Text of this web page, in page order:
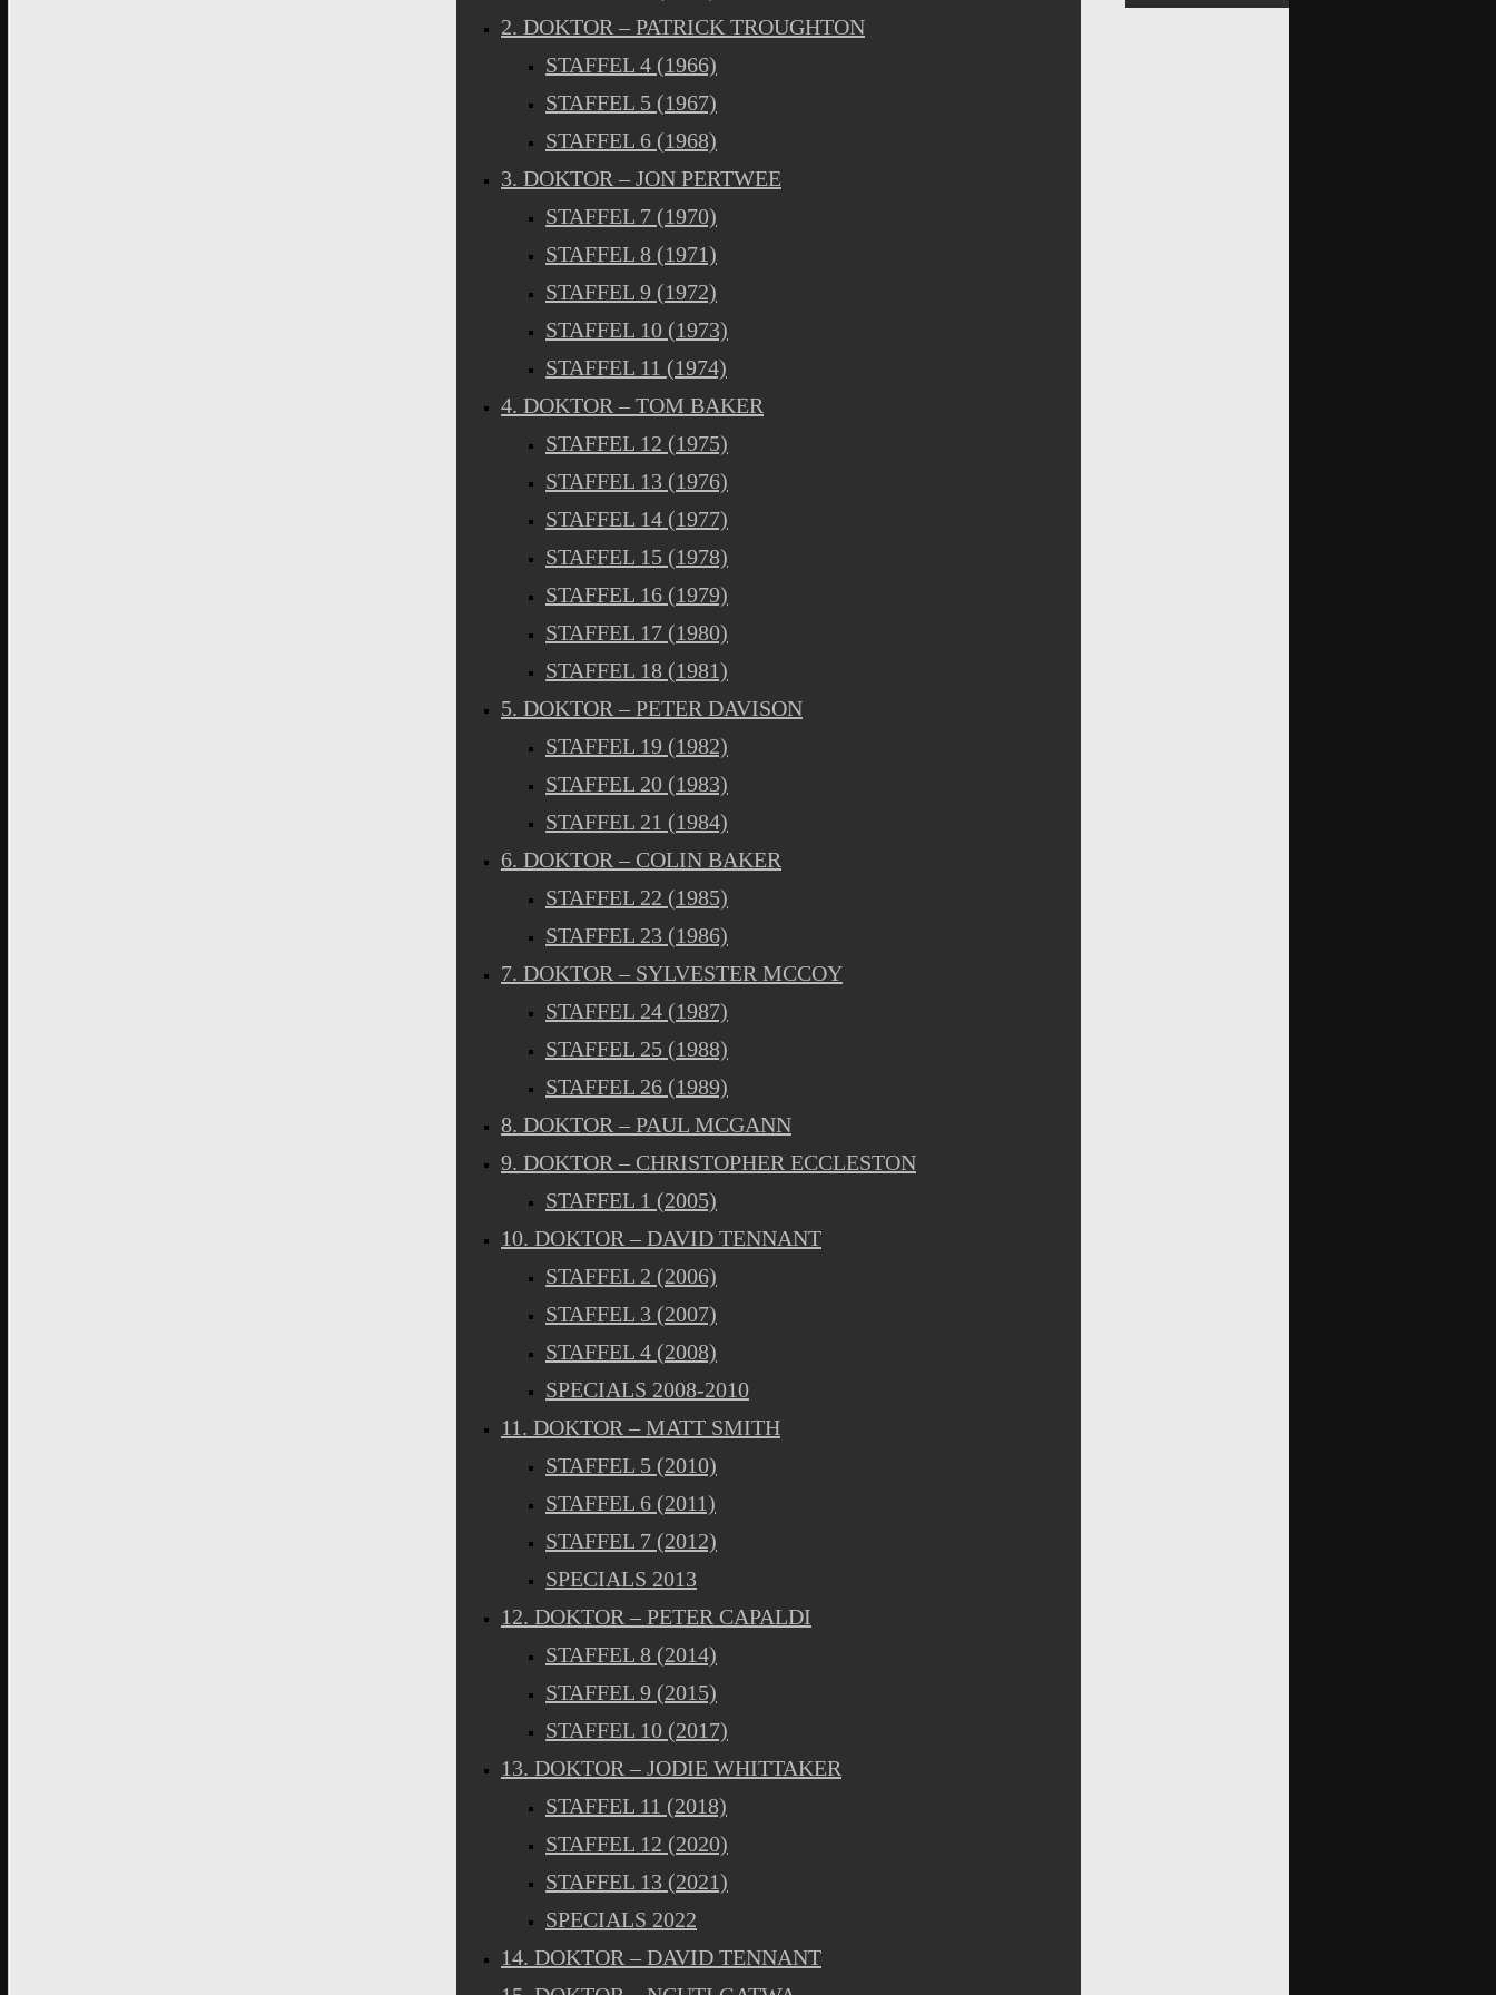
2. DOKTOR – PATRICK TROUGHTON
STAFFEL 4 (1966)
STAFFEL 5 (1967)
STAFFEL 6 (1968)
3. DOKTOR – JON PERTWEE
STAFFEL 7 (1970)
STAFFEL 8 (1971)
STAFFEL 9 (1972)
STAFFEL 10 (1973)
STAFFEL 11 (1974)
4. DOKTOR – TOM BAKER
STAFFEL 12 (1975)
STAFFEL 13 (1976)
STAFFEL 14 (1977)
STAFFEL 15 (1978)
STAFFEL 16 (1979)
STAFFEL 17 (1980)
STAFFEL 18 (1981)
5. DOKTOR – PETER DAVISON
STAFFEL 19 (1982)
STAFFEL 20 (1983)
STAFFEL 21 (1984)
6. DOKTOR – COLIN BAKER
STAFFEL 22 (1985)
STAFFEL 23 (1986)
7. DOKTOR – SYLVESTER MCCOY
STAFFEL 24 (1987)
STAFFEL 25 (1988)
STAFFEL 26 (1989)
8. DOKTOR – PAUL MCGANN
9. DOKTOR – CHRISTOPHER ECCLESTON
STAFFEL 1 (2005)
10. DOKTOR – DAVID TENNANT
STAFFEL 2 (2006)
STAFFEL 3 (2007)
STAFFEL 4 (2008)
SPECIALS 2008-2010
11. DOKTOR – MATT SMITH
STAFFEL 5 (2010)
STAFFEL 6 (2011)
STAFFEL 7 (2012)
SPECIALS 2013
12. DOKTOR – PETER CAPALDI
STAFFEL 8 (2014)
STAFFEL 9 (2015)
STAFFEL 10 (2017)
13. DOKTOR – JODIE WHITTAKER
STAFFEL 11 (2018)
STAFFEL 12 (2020)
STAFFEL 13 (2021)
SPECIALS 2022
14. DOKTOR – DAVID TENNANT